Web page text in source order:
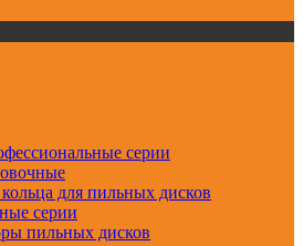
серии
для пильных дисков
серии
пильных дисков